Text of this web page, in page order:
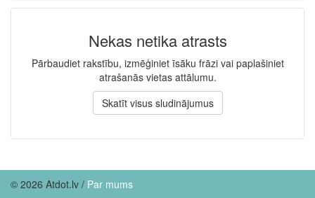
Nekas netika atrasts
Pārbaudiet rakstību, izmēģiniet īsāku frāzi vai paplašiniet
atrašanās vietas attālumu.
Skatīt visus sludinājumus
© 2026 Atdot.lv / Par mums